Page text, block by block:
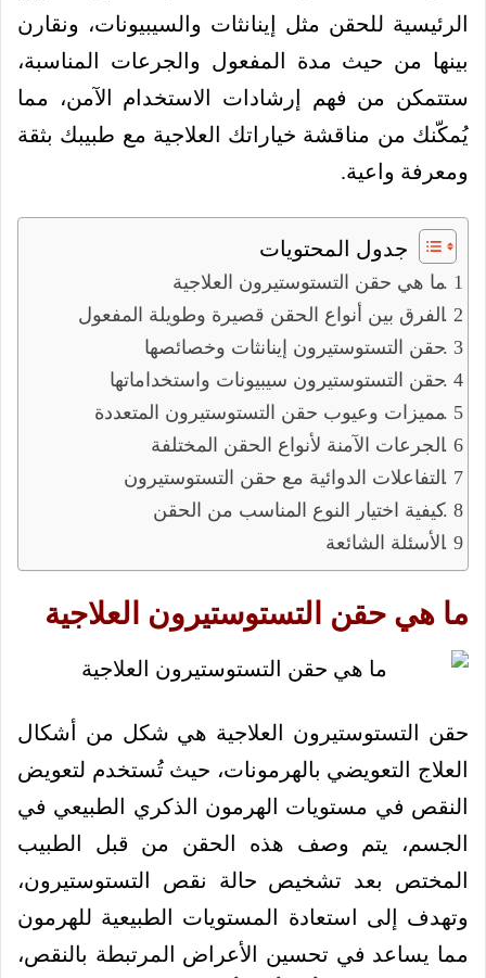
الرئيسية للحقن مثل إينانثات والسيبيونات، ونقارن
بينها من حيث مدة المفعول والجرعات المناسبة،
ستتمكن من فهم إرشادات الاستخدام الآمن، مما
يُمكّنك من مناقشة خياراتك العلاجية مع طبيبك بثقة
ومعرفة واعية.
جدول المحتويات
ما هي حقن التستوستيرون العلاجية
الفرق بين أنواع الحقن قصيرة وطويلة المفعول
حقن التستوستيرون إينانثات وخصائصها
حقن التستوستيرون سيبيونات واستخداماتها
مميزات وعيوب حقن التستوستيرون المتعددة
الجرعات الآمنة لأنواع الحقن المختلفة
التفاعلات الدوائية مع حقن التستوستيرون
كيفية اختيار النوع المناسب من الحقن
الأسئلة الشائعة
ما هي حقن التستوستيرون العلاجية
حقن التستوستيرون العلاجية هي شكل من أشكال
العلاج التعويضي بالهرمونات، حيث تُستخدم لتعويض
النقص في مستويات الهرمون الذكري الطبيعي في
الجسم، يتم وصف هذه الحقن من قبل الطبيب
المختص بعد تشخيص حالة نقص التستوستيرون،
وتهدف إلى استعادة المستويات الطبيعية للهرمون
مما يساعد في تحسين الأعراض المرتبطة بالنقص،